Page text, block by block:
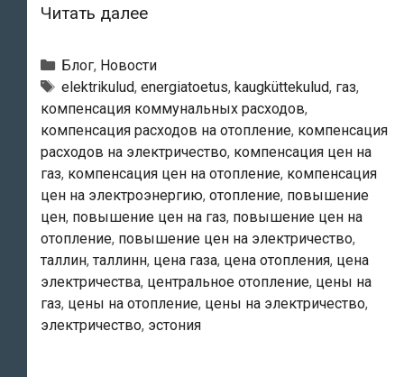
Читать далееНужна
коммунальных
расходов?
Ждите
…
17
января!
Рубрики
Блог, Новости
Метки
elektrikulud, energiatoetus, kaugküttekulud, газ,
компенсация коммунальных расходов,
компенсация расходов на отопление, компенсация
расходов на электричество, компенсация цен на
газ, компенсация цен на отопление, компенсация
цен на электроэнергию, отопление, повышение
цен, повышение цен на газ, повышение цен на
отопление, повышение цен на электричество,
таллин,таллинн, цена газа, цена отопления, цена
электричества, центральное отопление, цены на
газ, цены на отопление, цены на электричество,
электричество, эстония